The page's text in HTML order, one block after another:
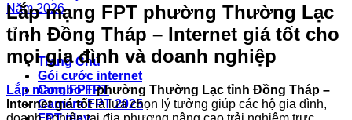
Trang Chủ
Gói cước internet
Combo FPT
Camera FPT 2025
Lắp mạng FPT phường Thường Lạc
tỉnh Đồng Tháp – Internet giá tốt cho
mọi gia đình và doanh nghiệp
Lắp mạng FPTphường Thường Lạc tỉnh Đồng Tháp –
Internet giá tốtlà lựa chọn lý tưởng giúp các hộ gia đình,